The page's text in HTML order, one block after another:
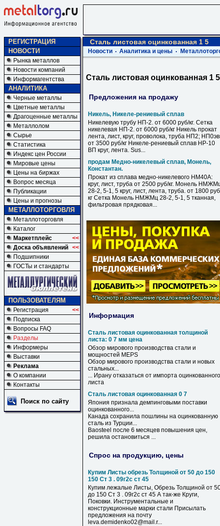
РЕГИСТРАЦИЯ
НОВОСТИ
Рынка металлов
Новости компаний
Информагентства
АНАЛИТИКА
Черные металлы
Цветные металлы
Драгоценные металлы
Металлолом
Сырье
Статистика
Индекс цен России
Мировые цены
Цены на биржах
Вопрос месяца
Публикации
Цены и прогнозы
МЕТАЛЛОТОРГОВЛЯ
Металлоторговля
Каталог
Маркетплейс
<<
Доска объявлений <<
Подшипники
ГОСТы и стандарты
ПОЛЬЗОВАТЕЛЯМ
Регистрация
<<
Подписка
Вопросы FAQ
Разделы
Информеры
Выставки
Реклама
О компании
Контакты
Поиск по сайту
Сталь листовая оцинкованная 1 5
Новости Аналитика и цены
Сталь листовая оцинкованная 1 5
Предложения на продажу
Никель, Никеле-рениевый сплав
Никелевую трубу НП-2. от 6000 руб/кг. Сетка
никелевая НП-2. от 6000 руб/кг Никель прокат
лента, лист, круг, проволока, труба НП2;
от 3500 руб/кг Никеле-рениевый сплав НР-10
ВП круг, лента. Sus...
продам Медно-никелевый сплав, Монель,
Константан.
Прокат из сплава медно-никелевого НМ40А:
круг, лист, труба от 2500 руб/кг. Монель
28-2, 5-1, 5 круг, лист, лента, труба. от 1800
кг Сетка Монель НМЖМц 28-2, 5-1, 5 тканная,
фильтровая прядковая...
Информация
Сталь листовая оцинкованная толщиной
листа: 0 7 мм цена
Обзор мирового производства стали и
мощностей MEPS
Обзор мирового производства стали и новых
стальных...
... Ирану отказаться от импорта оцинкованного
листа
Сталь листовая оцинкованная 0 7
Япония признала демпинговыми поставки
оцинкованного...
Канада сохранила пошлины на оцинкованную
сталь из Турции...
Baosteel после 6 месяцев повышения цен,
решила остановиться ...
Спрос на продукцию, цены
Купим Листы обрезь Толщиной от 50 до 150
150 Ст 3 . 09г2с ст 45
Купим лежалые Листы, Обрезь Толщиной от
до 150 Ст 3 . 09г2с ст 45 А так-же Круги,
Поковки. Инструментальные и
конструкционные марки стали Присылать
предложения на почту
leva.demidenko02@mail.r...